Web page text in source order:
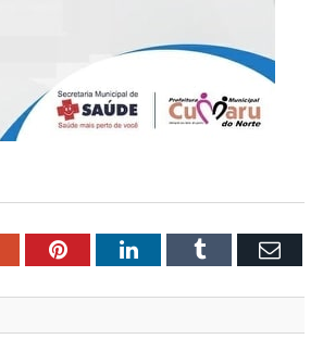
PinterestLinkedInTumblr Email